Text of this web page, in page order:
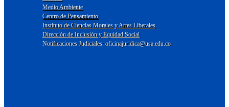
Medio Ambiente
Centro de Pensamiento
Instituto de Ciencias Morales y Artes Liberales
Dirección de Inclusión y Equidad Social
Notificaciones Judiciales: oficinajuridica@usa.edu.co